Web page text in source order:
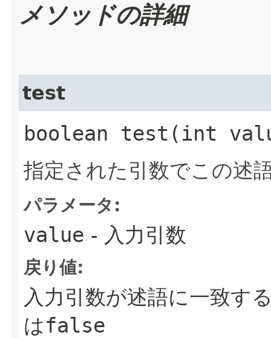
メソッドの詳細
test
boolean test​(int
指定された引数でこの述
パラメータ:
value - 入力引数
戻り値:
入力引数が述語に一致す
はfalse